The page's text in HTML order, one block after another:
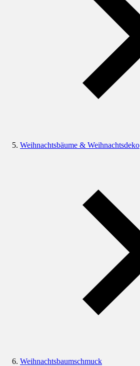
Weihnachtsbäume & Weihnachtsdeko
Weihnachtsbaumschmuck